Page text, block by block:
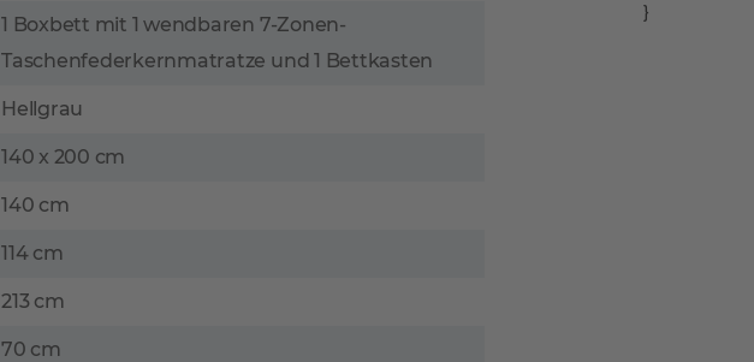
1 Boxbett mit 1 wendbaren 7-Zonen-
Taschenfederkernmatratze und 1 Bettkasten
Hellgrau
140 x 200 cm
140 cm
114 cm
213 cm
70 cm
}